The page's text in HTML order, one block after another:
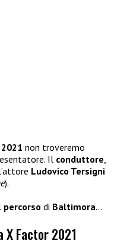
non troveremo
Il conduttore,
Ludovico Tersigni
).
percorso di Baltimora…
Factor 2021